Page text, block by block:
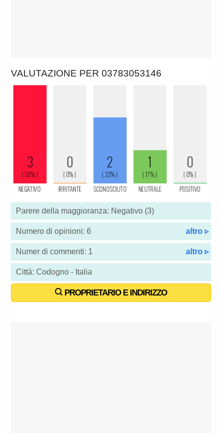
VALUTAZIONE PER 03783053146
Parere della maggioranza: Negativo (3)
Numero di opinioni: 6 altro ▹
Numer di commenti: 1 altro ▹
Città: Codogno - Italia
PROPRIETARIO E INDIRIZZO